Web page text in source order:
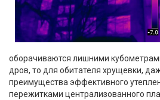
оборачиваются лишними
дров, то для обитателя хрущевки,
преимущества эффективного
пережитками централизованного